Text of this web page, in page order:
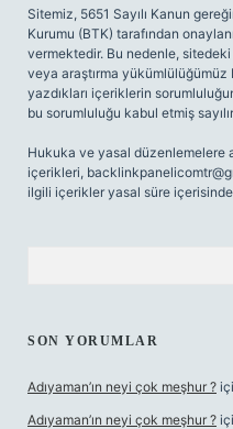
Sitemiz, 5651 Sayılı Kanun
Kurumu (BTK) tarafından
vermektedir. Bu nedenle,
veya araştırma
yazdıkları içeriklerin
bu sorumluluğu kabul etmiş
Hukuka ve yasal düzenlemelere
içerikleri,
ilgili içerikler yasal süre içerisinde
SON YORUMLAR
Adıyaman’ın neyi çok meşhur ?
Adıyaman’ın neyi çok meşhur ?